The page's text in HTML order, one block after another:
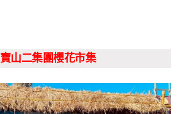
寶山二集團櫻花市集